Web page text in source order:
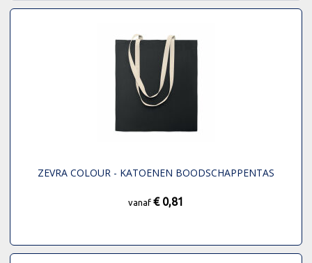
ZEVRA COLOUR - KATOENEN BOODSCHAPPENTAS
vanaf € 0,81